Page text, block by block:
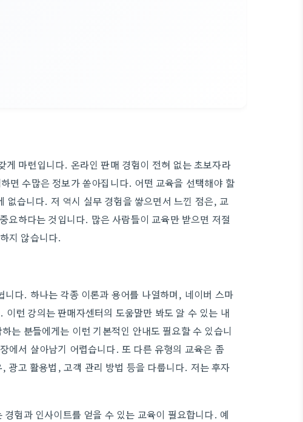
마련입니다. 온라인 판매 경험이 전혀 없는 초보자라
면 수많은 정보가 쏟아집니다. 어떤 교육을 선택해야 할
없습니다. 저 역시 실무 경험을 쌓으면서 느낀 점은, 교
요하다는 것입니다. 많은 사람들이 교육만 받으면 저절
지 않습니다.
다. 하나는 각종 이론과 용어를 나열하며, 네이버 스마
런 강의는 판매자센터의 도움말만 봐도 알 수 있는 내
는 분들에게는 이런 기본적인 안내도 필요할 수 있습니
에서 살아남기 어렵습니다. 또 다른 유형의 교육은 좀
광고 활용법, 고객 관리 방법 등을 다룹니다. 저는 후자
험과 인사이트를 얻을 수 있는 교육이 필요합니다. 예